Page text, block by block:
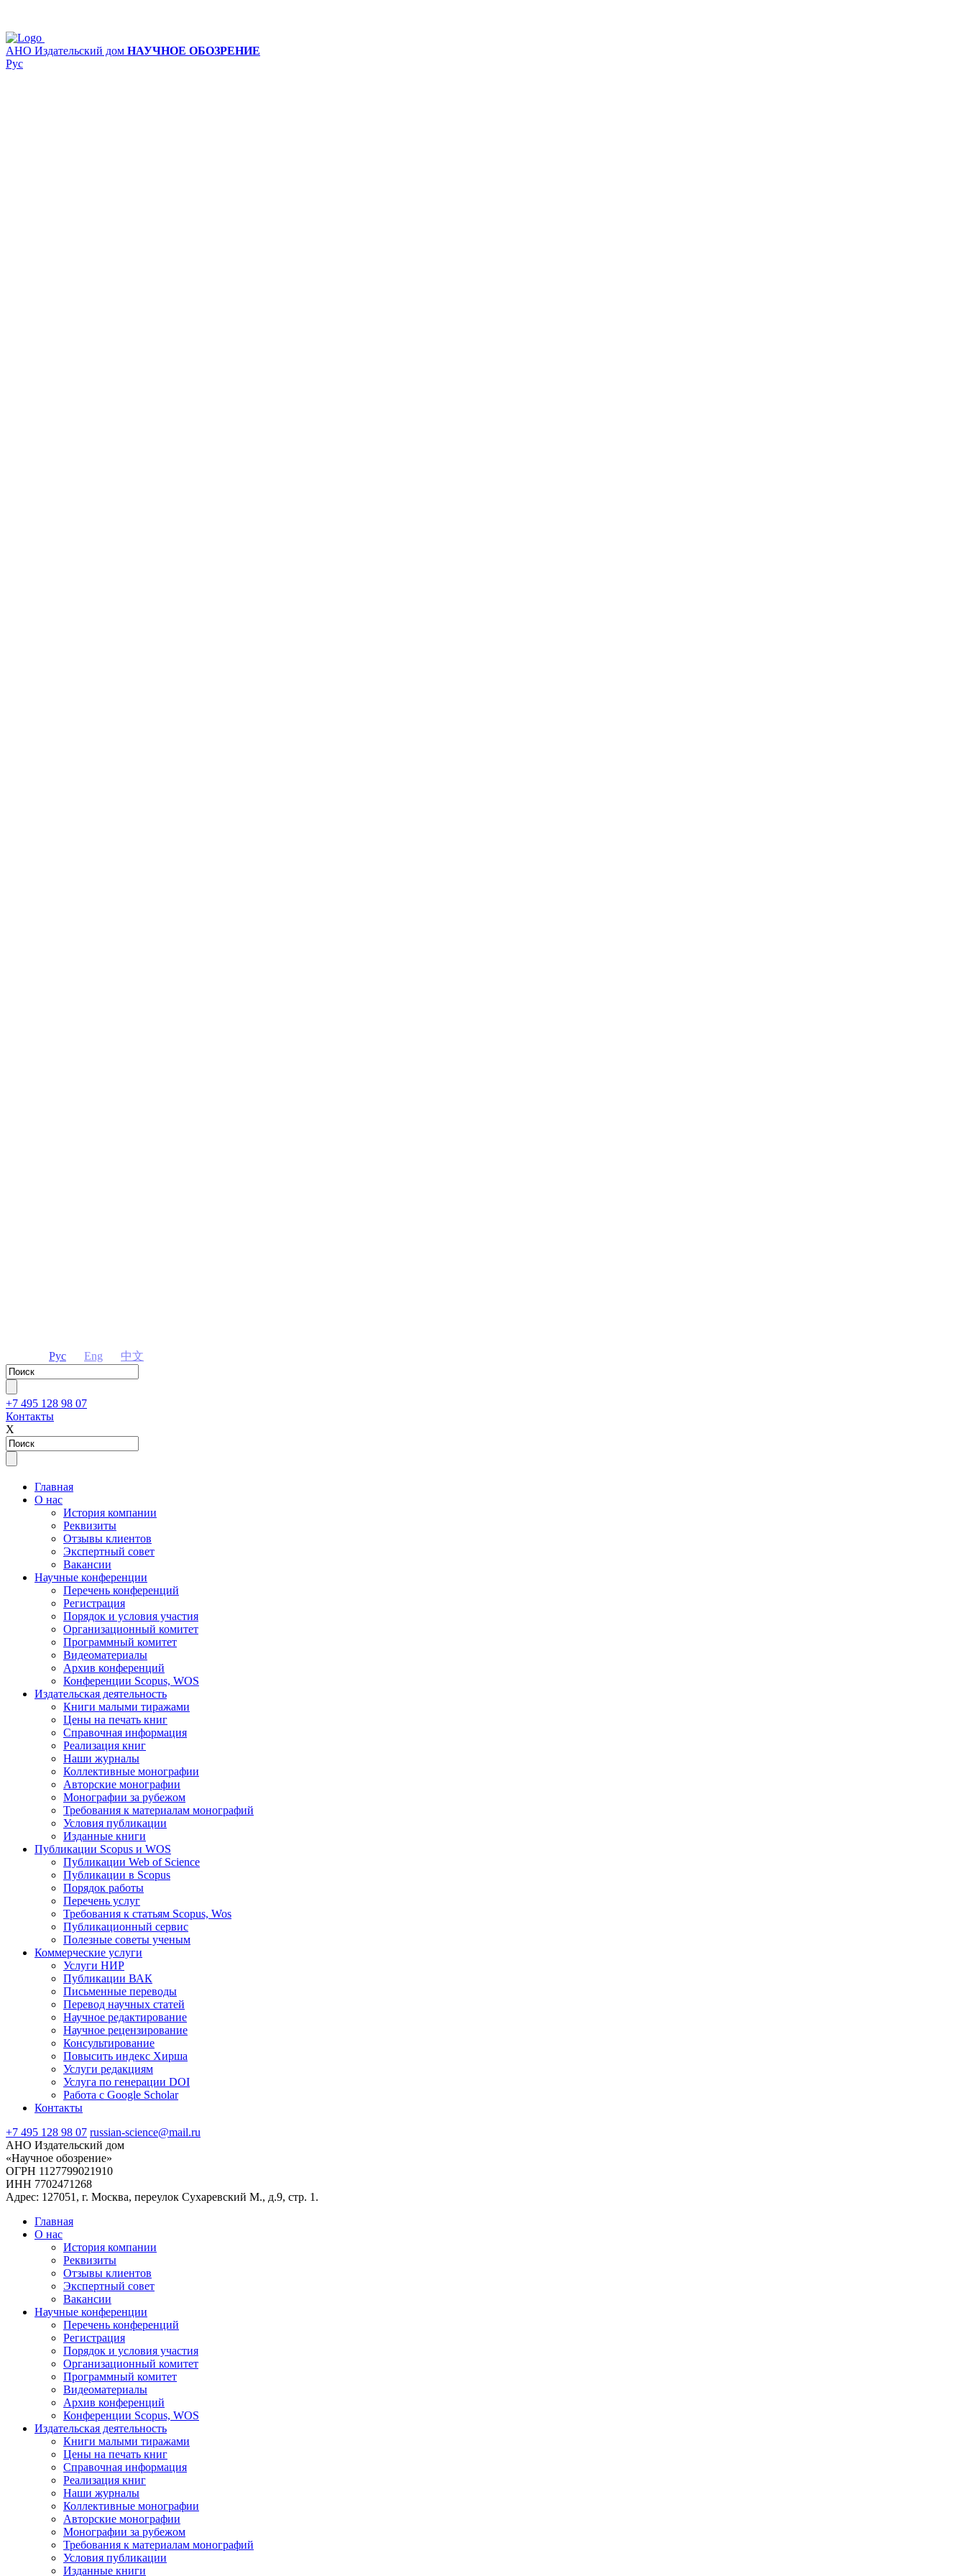
АНО Издательский дом НАУЧНОЕ ОБОЗРЕНИЕ
Рус
Рус Eng 中文
+7 495 128 98 07
Контакты
Х
Главная
О нас
История компании
Реквизиты
Отзывы клиентов
Экспертный совет
Вакансии
Научные конференции
Перечень конференций
Регистрация
Порядок и условия участия
Организационный комитет
Программный комитет
Видеоматериалы
Архив конференций
Конференции Scopus, WOS
Издательская деятельность
Книги малыми тиражами
Цены на печать книг
Справочная информация
Реализация книг
Наши журналы
Коллективные монографии
Авторские монографии
Монографии за рубежом
Требования к материалам монографий
Условия публикации
Изданные книги
Публикации Scopus и WOS
Публикации Web of Science
Публикации в Scopus
Порядок работы
Перечень услуг
Требования к статьям Scopus, Wos
Публикационный сервис
Полезные советы ученым
Коммерческие услуги
Услуги НИР
Публикации ВАК
Письменные переводы
Перевод научных статей
Научное редактирование
Научное рецензирование
Консультирование
Повысить индекс Хирша
Услуги редакциям
Услуга по генерации DOI
Работа с Google Scholar
Контакты
+7 495 128 98 07 russian-science@mail.ru
АНО Издательский дом
«Научное обозрение»
ОГРН 1127799021910
ИНН 7702471268
Адрес: 127051, г. Москва, переулок Сухаревский М., д.9, стр. 1.
Главная
О нас
История компании
Реквизиты
Отзывы клиентов
Экспертный совет
Вакансии
Научные конференции
Перечень конференций
Регистрация
Порядок и условия участия
Организационный комитет
Программный комитет
Видеоматериалы
Архив конференций
Конференции Scopus, WOS
Издательская деятельность
Книги малыми тиражами
Цены на печать книг
Справочная информация
Реализация книг
Наши журналы
Коллективные монографии
Авторские монографии
Монографии за рубежом
Требования к материалам монографий
Условия публикации
Изданные книги